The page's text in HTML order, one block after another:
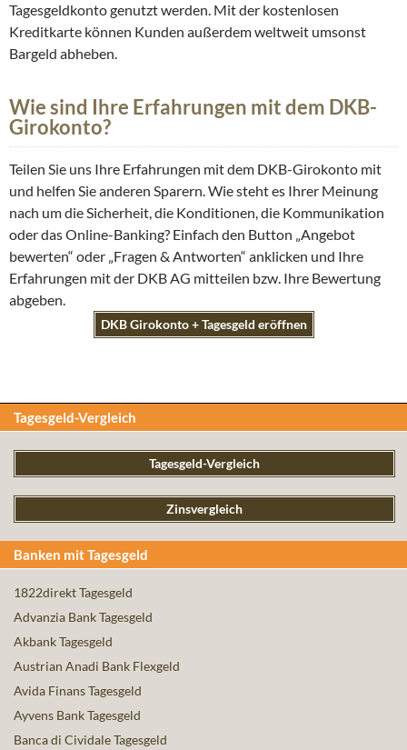
Tagesgeldkonto genutzt werden. Mit der kostenlosen
Kreditkarte können Kunden außerdem weltweit umsonst
Bargeld abheben.
Wie sind Ihre Erfahrungen mit dem DKB-
Girokonto?
Teilen Sie uns Ihre Erfahrungen mit dem DKB-Girokonto mit
und helfen Sie anderen Sparern. Wie steht es Ihrer Meinung
nach um die Sicherheit, die Konditionen, die Kommunikation
oder das Online-Banking? Einfach den Button „Angebot
bewerten“ oder „Fragen & Antworten“ anklicken und Ihre
Erfahrungen mit der DKB AG mitteilen bzw. Ihre Bewertung
abgeben.
DKB Girokonto + Tagesgeld eröffnen
Tagesgeld-Vergleich
Tagesgeld-Vergleich
Zinsvergleich
Banken mit Tagesgeld
1822direkt Tagesgeld
Advanzia Bank Tagesgeld
Akbank Tagesgeld
Austrian Anadi Bank Flexgeld
Avida Finans Tagesgeld
Ayvens Bank Tagesgeld
Banca di Cividale Tagesgeld